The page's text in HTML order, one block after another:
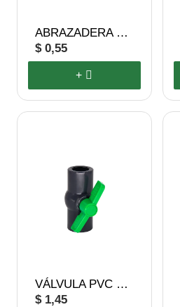
ABRAZADERA DE PRESIÓN
$ 0,55
+
VÁLVULA PVC ESFÉRICA
$ 1,45